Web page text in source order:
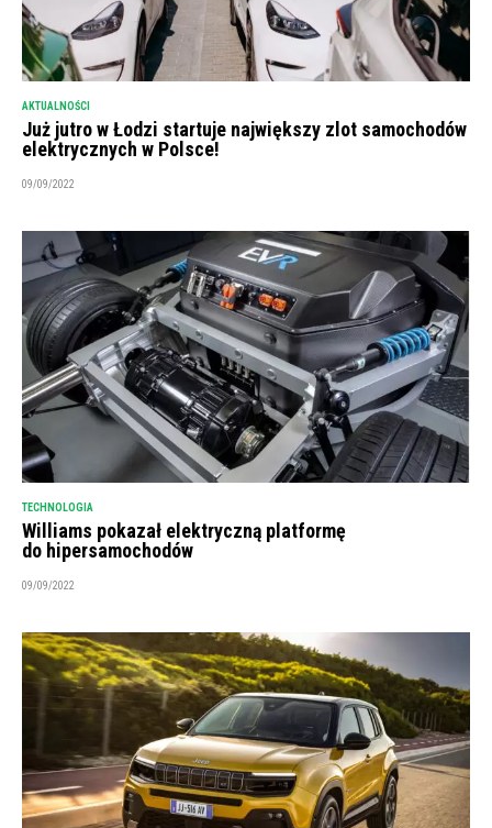
AKTUALNOŚCI
Już jutro w Łodzi startuje największy zlot samochodów
elektrycznych w Polsce!
09/09/2022
TECHNOLOGIA
Williams pokazał elektryczną platformę
do hipersamochodów
09/09/2022